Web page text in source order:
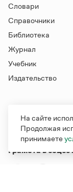
Словари
Справочники
Библиотека
Журнал
Учебник
Издательство
Грамота в
На сайте
Продолжая
принимаете